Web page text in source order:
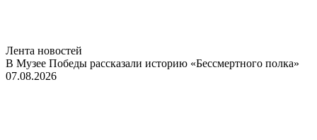
Лента новостей
В Музее Победы рассказали историю «Бессмертного полка»
07.08.2026